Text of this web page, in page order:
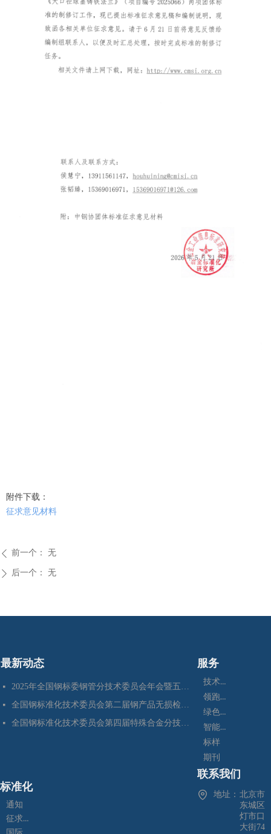
附件下载：
征求意见材料
ꄴ 前一个： 无
ꄲ 后一个： 无
最新动态
넷 2025年全国钢标委钢管分技术委员会年会暨五项国家标准审定会在江苏苏州成功召开
넷 全国钢标准化技术委员会第二届钢产品无损检测分技术委员会换届会暨四项标准审定会在苏州成功召开
넷 全国钢标准化技术委员会第四届特殊合金分技术委员会换届会暨七项标准预审会在昆明顺利召开
服务
技术咨询
领跑者
绿色制造
智能制造
标样
期刊
通知
征求意见
标准化
联系我们
地址： 北京市
东城区
灯市口
大街74